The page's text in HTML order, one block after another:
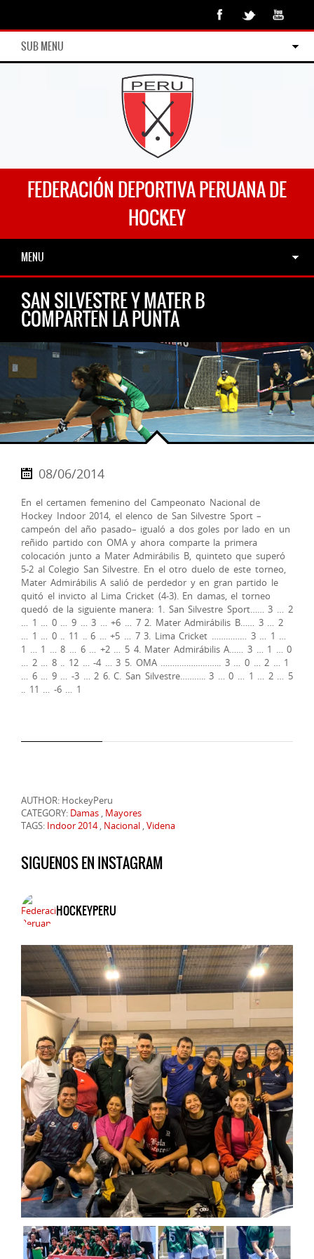
SUB MENU
FEDERACIÓN DEPORTIVA PERUANA DE
HOCKEY
MENU
SAN SILVESTRE Y MATER B
COMPARTEN LA PUNTA
08/06/2014
En el certamen femenino del Campeonato Nacional de
Hockey Indoor 2014, el elenco de San Silvestre Sport –
campeón del año pasado– igualó a dos goles por lado en un
reñido partido con OMA y ahora comparte la primera
colocación junto a Mater Admirábilis B, quinteto que superó
5-2 al Colegio San Silvestre. En el otro duelo de este torneo,
Mater Admirábilis A salió de perdedor y en gran partido le
quitó el invicto al Lima Cricket (4-3).En damas, el torneo
quedó de la siguiente manera: 1. San Silvestre Sport…… 3 … 2
… 1 … 0 … 9 … 3 … +6 … 7 2. Mater Admirábilis B…… 3 … 2
… 1 … 0 .. 11 .. 6 … +5 … 7 3. Lima Cricket …………… 3 … 1 …
1 … 1 … 8 … 6 … +2 … 5 4. Mater Admirábilis A…… 3 … 1 … 0
… 2 … 8 .. 12 … -4 … 3 5. OMA …………………….. 3 … 0 … 2 … 1
… 6 … 9 … -3 … 2 6. C. San Silvestre……….. 3 … 0 … 1 … 2 … 5
.. 11 … -6 … 1
AUTHOR: HockeyPeru
CATEGORY: Damas , Mayores
TAGS: Indoor 2014, Nacional ,Videna
SIGUENOS EN INSTAGRAM
HOCKEYPERU